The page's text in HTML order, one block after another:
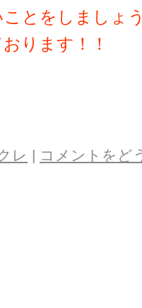
ことをしましょ
ります！！
レ | コメントをど